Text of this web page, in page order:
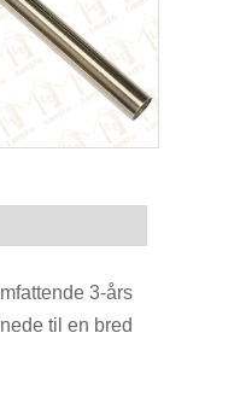
3-års
til en bred